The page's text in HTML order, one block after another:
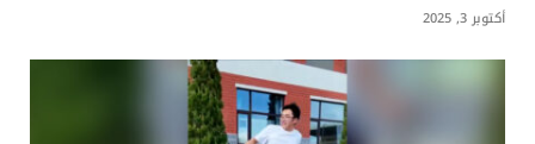
أكتوبر 3, 2025